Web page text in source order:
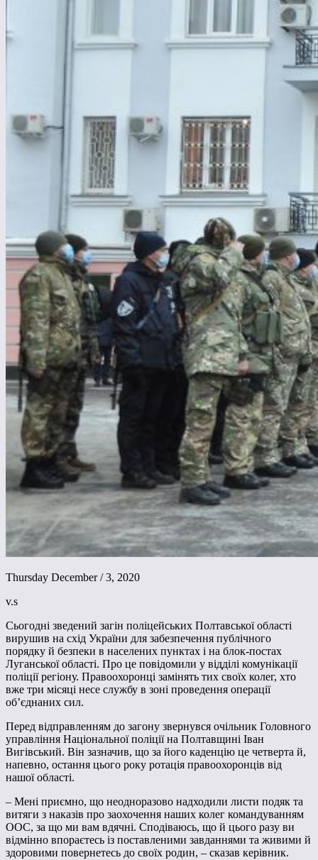
Thursday December / 3, 2020
v.s
Сьогодні зведений загін поліцейських Полтавської області
вирушив на схід України для забезпечення публічного
порядку й безпеки в населених пунктах і на блок-постах
Луганської області. Про це повідомили у відділі комунікації
поліції регіону. Правоохоронці замінять тих своїх колег, хто
вже три місяці несе службу в зоні проведення операції
об’єднаних сил.
Перед відправленням до загону звернувся очільник Головного
управління Національної поліції на Полтавщині Іван
Вигівський. Він зазначив, що за його каденцію це четверта й,
напевно, остання цього року ротація правоохоронців від
нашої області.
– Мені приємно, що неодноразово надходили листи подяк та
витяги з наказів про заохочення наших колег командуванням
ООС, за що ми вам вдячні. Сподіваюсь, що й цього разу ви
відмінно впораєтесь із поставленими завданнями та живими й
здоровими повернетесь до своїх родин, – сказав керівник.